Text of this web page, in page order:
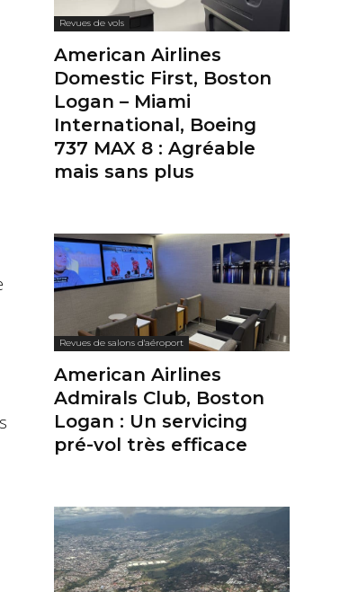
Revues de vols
American Airlines
Domestic First, Boston
Logan – Miami
International, Boeing
737 MAX 8 : Agréable
mais sans plus
Revues de salons d'aéroport
American Airlines
Admirals Club, Boston
Logan : Un servicing
pré-vol très efficace